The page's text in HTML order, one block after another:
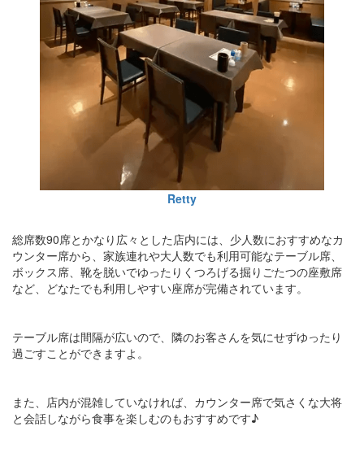
Retty
総席数90席とかなり広々とした店内には、少人数におすすめなカ
ウンター席から、家族連れや大人数でも利用可能なテーブル席、
ボックス席、靴を脱いでゆったりくつろげる掘りごたつの座敷席
など、どなたでも利用しやすい座席が完備されています。
テーブル席は間隔が広いので、隣のお客さんを気にせずゆったり
過ごすことができますよ。
また、店内が混雑していなければ、カウンター席で気さくな大将
と会話しながら食事を楽しむのもおすすめです♪